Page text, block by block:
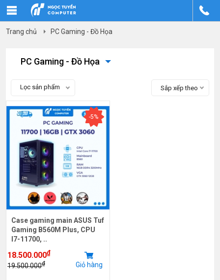
Trang chủ PC Gaming - Đồ Họa
PC Gaming - Đồ Họa
Lọc sản phẩm Sắp xếp theo
-5%
Case gaming main ASUS Tuf
Gaming B560M Plus, CPU
I7-11700, ..
18.500.000₫
19.500.000₫ Giỏ hàng